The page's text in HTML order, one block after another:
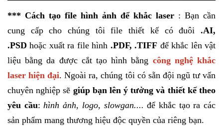
*** Cách tạo file hình ảnh để khắc laser : Bạn cần
cung cấp cho chúng tôi file thiết kế có đuôi .AI,
.PSDhoặc xuất ra file hình .PDF, .TIFF để khắc lên vật
liệu bằng da được cắt tạo hình bằng công nghệ khắc
laser hiện đại. Ngoài ra, chúng tôi có sẵn đội ngũ tư vấn
chuyên nghiệp sẽ giúp bạn lên ý tưởng và thiết kế theo
yêu cầu:hình ảnh, logo, slowgan....để khắc tạo ra các
sản phẩm mang thương hiệu độc quyền của riêng bạn.